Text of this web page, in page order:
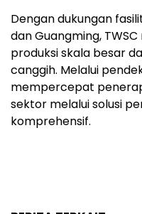
Dengan dukungan
dan Guangming,
produksi skala besar
canggih. Melalui
mempercepat
sektor melalui solusi
komprehensif.